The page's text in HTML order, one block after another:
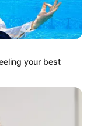
your best